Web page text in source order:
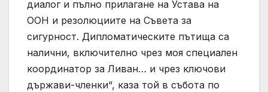
диалог и пълно прилагане на Устава на
ООН и резолюциите на Съвета за
сигурност. Дипломатическите пътища са
налични, включително чрез моя специален
координатор за Ливан… и чрез ключови
държави-членки“, каза той в събота по